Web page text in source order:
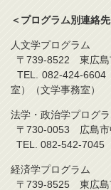
＜プログラム別連絡
人文学プログラム
〒739-8522 東広島
TEL. 082-424-6604
室）（文学事務室）
法学・政治学プログ
〒730-0053 広島市
TEL. 082-542-7045
経済学プログラム
〒739-8525 東広島